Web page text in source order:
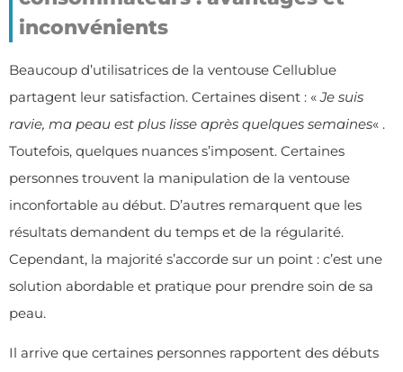
inconvénients
Beaucoup d’utilisatrices de la ventouse Cellublue
partagent leur satisfaction. Certaines disent : «Je suis
ravie, ma peau est plus lisse après quelques semaines« .
Toutefois, quelques nuances s’imposent. Certaines
personnes trouvent la manipulation de la ventouse
inconfortable au début. D’autres remarquent que les
résultats demandent du temps et de la régularité.
Cependant, la majorité s’accorde sur un point : c’est une
solution abordable et pratique pour prendre soin de sa
peau.
Il arrive que certaines personnes rapportent des débuts